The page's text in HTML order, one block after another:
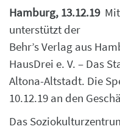
Hamburg, 13.12.19Mit
unterstützt der
Behr’s Verlag aus
HausDrei e. V. – Das
Altona-Altstadt. Die
10.12.19 an den
Das